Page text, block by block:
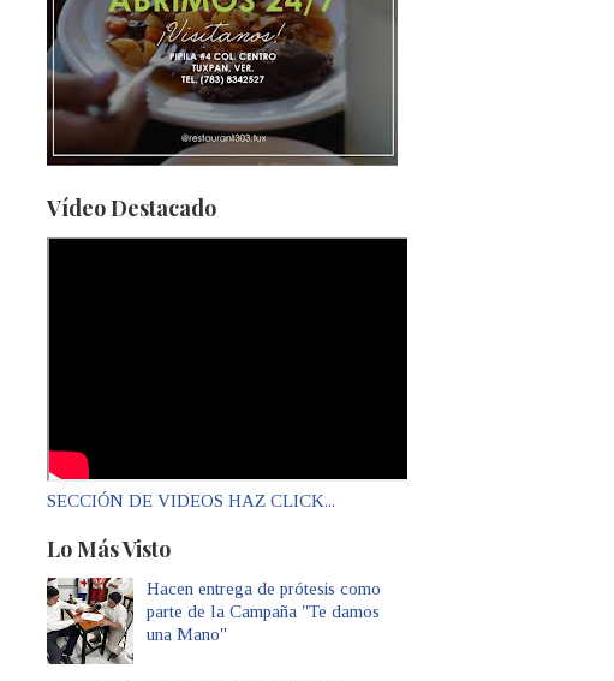
Vídeo Destacado
SECCIÓN DE VIDEOS HAZ CLICK...
Lo Más Visto
Hacen entrega de prótesis como
parte de la Campaña "Te damos
una Mano"